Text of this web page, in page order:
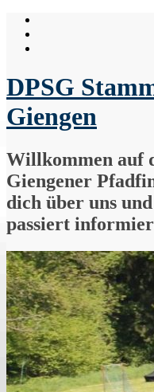
Skip
content
DPSG
Giengen
Willkommen auf
Giengener
dich über uns
passiert